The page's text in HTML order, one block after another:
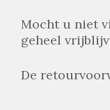
Mocht u niet
geheel
De